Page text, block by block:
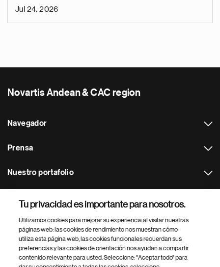
Jul 24, 2026
Novartis Andean & CAC region
Navegador
Prensa
Nuestro portafolio
Footer Site Search
Tu privacidad es importante para nosotros.
Utilizamos cookies para mejorar su experiencia al visitar nuestras
páginas web: las cookies de rendimiento nos muestran cómo
utiliza esta página web, las cookies funcionales recuerdan sus
preferencias y las cookies de orientación nos ayudan a compartir
contenido relevante para usted. Seleccione: "Aceptar todo" para